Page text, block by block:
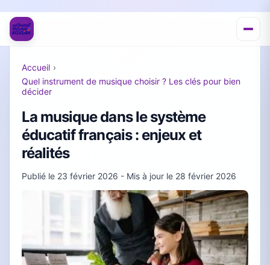
Accueil ›
Quel instrument de musique choisir ? Les clés pour bien
décider
La musique dans le système
éducatif français : enjeux et
réalités
Publié le 23 février 2026 - Mis à jour le 28 février 2026